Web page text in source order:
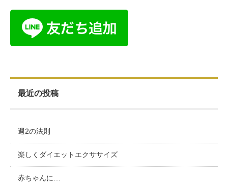
最近の投稿
週2の法則
楽しくダイエットエクササイズ
赤ちゃんに…